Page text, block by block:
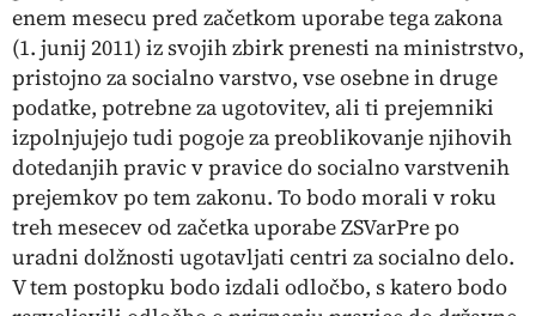
enem mesecu pred začetkom uporabe tega zakona
(1. junij 2011) iz svojih zbirk prenesti na ministrstvo,
pristojno za socialno varstvo, vse osebne in druge
podatke, potrebne za ugotovitev, ali ti prejemniki
izpolnjujejo tudi pogoje za preoblikovanje njihovih
dotedanjih pravic v pravice do socialno varstvenih
prejemkov po tem zakonu. To bodo morali v roku
treh mesecev od začetka uporabe ZSVarPre po
uradni dolžnosti ugotavljati centri za socialno delo.
V tem postopku bodo izdali odločbo, s katero bodo